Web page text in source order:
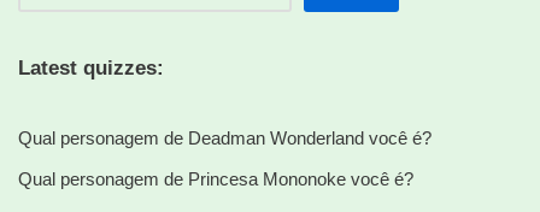
Latest quizzes:
Qual personagem de Deadman Wonderland você é?
Qual personagem de Princesa Mononoke você é?